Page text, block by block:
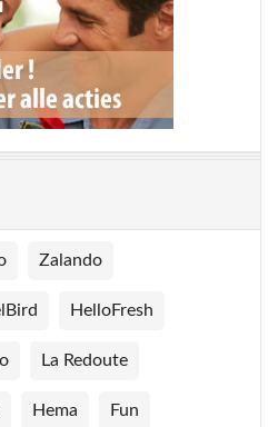
Zalando
HelloFresh
La Redoute
Hema Fun